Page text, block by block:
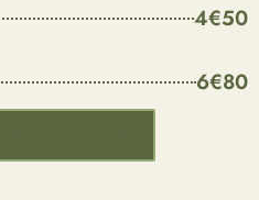
4€50
6€80